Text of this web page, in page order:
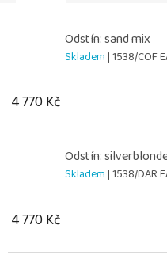
Odstín: sand mix
Skladem| 1538/COF
4 770 Kč
Odstín:
Skladem| 1538/DAR
4 770 Kč